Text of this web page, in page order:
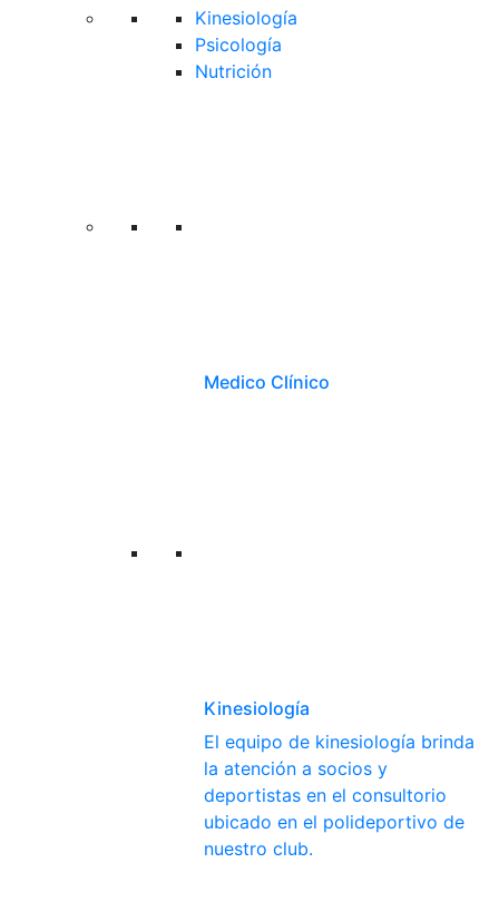
Kinesiología
Psicología
Nutrición
Medico Clínico
Kinesiología
El equipo de kinesiología brinda
la atención a socios y
deportistas en el consultorio
ubicado en el polideportivo de
nuestro club.